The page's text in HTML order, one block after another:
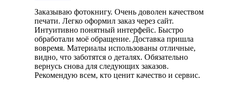
Заказываю фотокнигу. Очень доволен качеством
печати. Легко оформил заказ через сайт.
Интуитивно понятный интерфейс. Быстро
обработали моё обращение. Доставка пришла
вовремя. Материалы использованы отличные,
видно, что заботятся о деталях. Обязательно
вернусь снова для следующих заказов.
Рекомендую всем, кто ценит качество и сервис.